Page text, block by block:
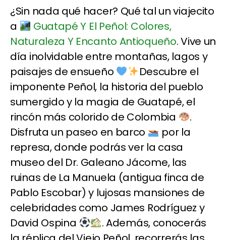
¿Sin nada qué hacer? Qué tal un viajecito
a
Guatapé Y El Peñol: Colores,
Naturaleza Y Encanto Antioqueño. Vive un
día inolvidable entre montañas, lagos y
paisajes de ensueño
Descubre el
imponente Peñol, la historia del pueblo
sumergido y la magia de Guatapé, el
rincón más colorido de Colombia
.
Disfruta un paseo en barco
por la
represa, donde podrás ver la casa
museo del Dr. Galeano Jácome, las
ruinas de La Manuela (antigua finca de
Pablo Escobar) y lujosas mansiones de
celebridades como James Rodríguez y
David Ospina
. Además, conocerás